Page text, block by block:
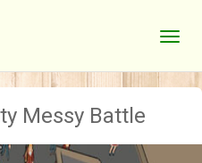
Messy Battle